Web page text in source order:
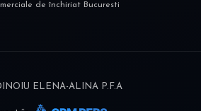
de închiriat Bucuresti
ELENA-ALINA P.F.A